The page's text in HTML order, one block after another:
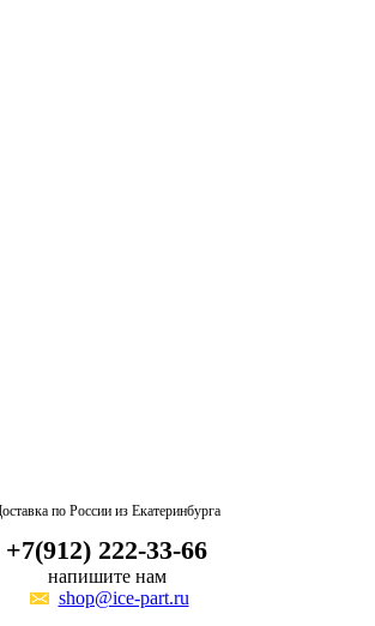
по России из Екатеринбурга
+7(912) 222-33-66
напишите нам
shop@ice-part.ru